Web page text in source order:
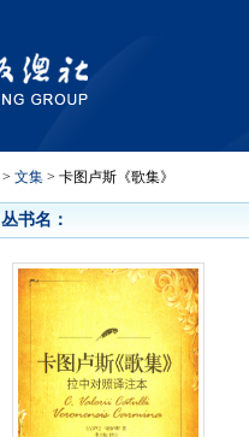
> 文集 > 卡图卢斯《歌集》
丛书名：